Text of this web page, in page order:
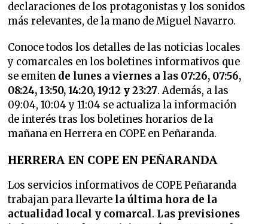
declaraciones de los protagonistas y los sonidos
más relevantes, de la mano de Miguel Navarro.
Conoce todos los detalles de las noticias locales
y comarcales en los boletines informativos que
se emiten de lunes a viernes a las 07:26, 07:56,
08:24, 13:50, 14:20, 19:12 y 23:27. Además, a las
09:04, 10:04 y 11:04 se actualiza la información
de interés tras los boletines horarios de la
mañana en Herrera en COPE en Peñaranda.
HERRERA EN COPE EN PEÑARANDA
Los servicios informativos de COPE Peñaranda
trabajan para llevarte la última hora de la
actualidad local y comarcal. Las previsiones